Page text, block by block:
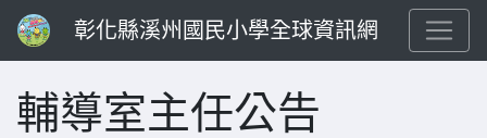
彰化縣溪州國民小學全球資訊網
輔導室主任公告